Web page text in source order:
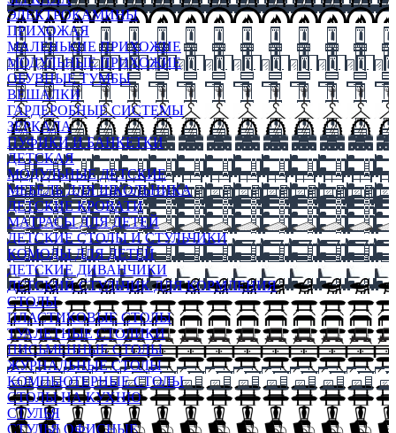
ЭЛЕКТРОКАМИНЫ
ПРИХОЖАЯ
МАЛЕНЬКИЕ ПРИХОЖИЕ
МОДУЛЬНЫЕ ПРИХОЖИЕ
ОБУВНЫЕ ТУМБЫ
ВЕШАЛКИ
ГАРДЕРОБНЫЕ СИСТЕМЫ
ЗЕРКАЛА
ПУФИКИ И БАНКЕТКИ
ДЕТСКАЯ
МОДУЛЬНЫЕ ДЕТСКИЕ
МЕБЕЛЬ ДЛЯ ШКОЛЬНИКА
ДЕТСКИЕ КРОВАТИ
МАТРАСЫ ДЛЯ ДЕТЕЙ
ДЕТСКИЕ СТОЛЫ И СТУЛЬЧИКИ
КОМОДЫ ДЛЯ ДЕТЕЙ
ДЕТСКИЕ ДИВАНЧИКИ
ДЕТСКИЙ СТУЛЬЧИК ДЛЯ КОРМЛЕНИЯ
СТОЛЫ
ПЛАСТИКОВЫЕ СТОЛЫ
ТУАЛЕТНЫЕ СТОЛИКИ
ПИСЬМЕННЫЕ СТОЛЫ
ЖУРНАЛЬНЫЕ СТОЛЫ
КОМПЬЮТЕРНЫЕ СТОЛЫ
СТОЛЫ НА КУХНЮ
СТУЛЬЯ
СТУЛЬЯ ОФИСНЫЕ